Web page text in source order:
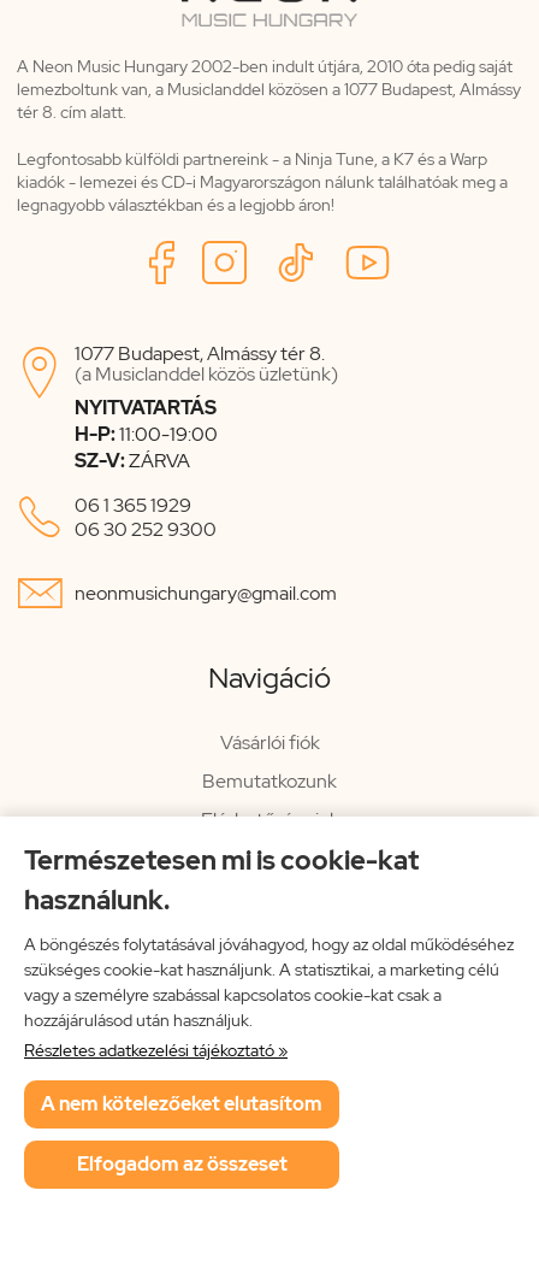
Természetesen mi is cookie-kat
használunk.
A böngészés folytatásával jóváhagyod, hogy az oldal működéséhez
szükséges cookie-kat használjunk. A statisztikai, a marketing célú
vagy a személyre szabással kapcsolatos cookie-kat csak a
hozzájárulásod után használjuk.
Részletes adatkezelési tájékoztató »
A nem kötelezőeket elutasítom
Elfogadom az összeset
A Neon Music Hungary 2002-ben indult útjára, 2010 óta pedig saját
lemezboltunk van, a Musiclanddel közösen a 1077 Budapest, Almássy
tér 8. cím alatt.
Legfontosabb külföldi partnereink - a Ninja Tune, a K7 és a Warp
kiadók - lemezei és CD-i Magyarországon nálunk találhatóak meg a
legnagyobb választékban és a legjobb áron!

1077 Budapest, Almássy tér 8.
(a Musiclanddel közös üzletünk)
NYITVATARTÁS
H-P:11:00-19:00
SZ-V:ZÁRVA
 06 1 365 1929
06 30 252 9300
 neonmusichungary@gmail.com
Navigáció
Vásárlói fiók
Bemutatkozunk
Elérhetőségeink
Hírlevél
Impresszum
Vissza a főoldalra
Neon Music Hungary Bt.
ÁSZF
Adatkezelési tájékoztató